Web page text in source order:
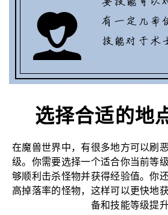
选择合适的地
在魔兽世界中，有很多地方可以刷
级。你需要选择一个适合你当前等
够顺利击杀怪物并获得经验值。你
高掉落率的怪物，这样可以更快地
备和技能等级提升